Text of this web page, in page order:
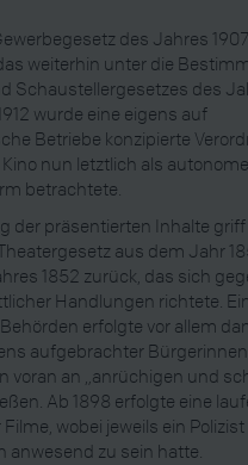
des Jahres
weiterhin unter die
Schaustellergesetzes des
wurde eine eigens auf
Betriebe konzipierte
nun letztlich als autonome
betrachtete.
der präsentierten Inhalte
aus dem Jahr
1852 zurück, das sich
Handlungen richtete. Ein
erfolgte vor allem
aufgebrachter
voran an „anrüchigen und
Ab 1898 erfolgte eine
wobei jeweils ein
anwesend zu sein hatte.